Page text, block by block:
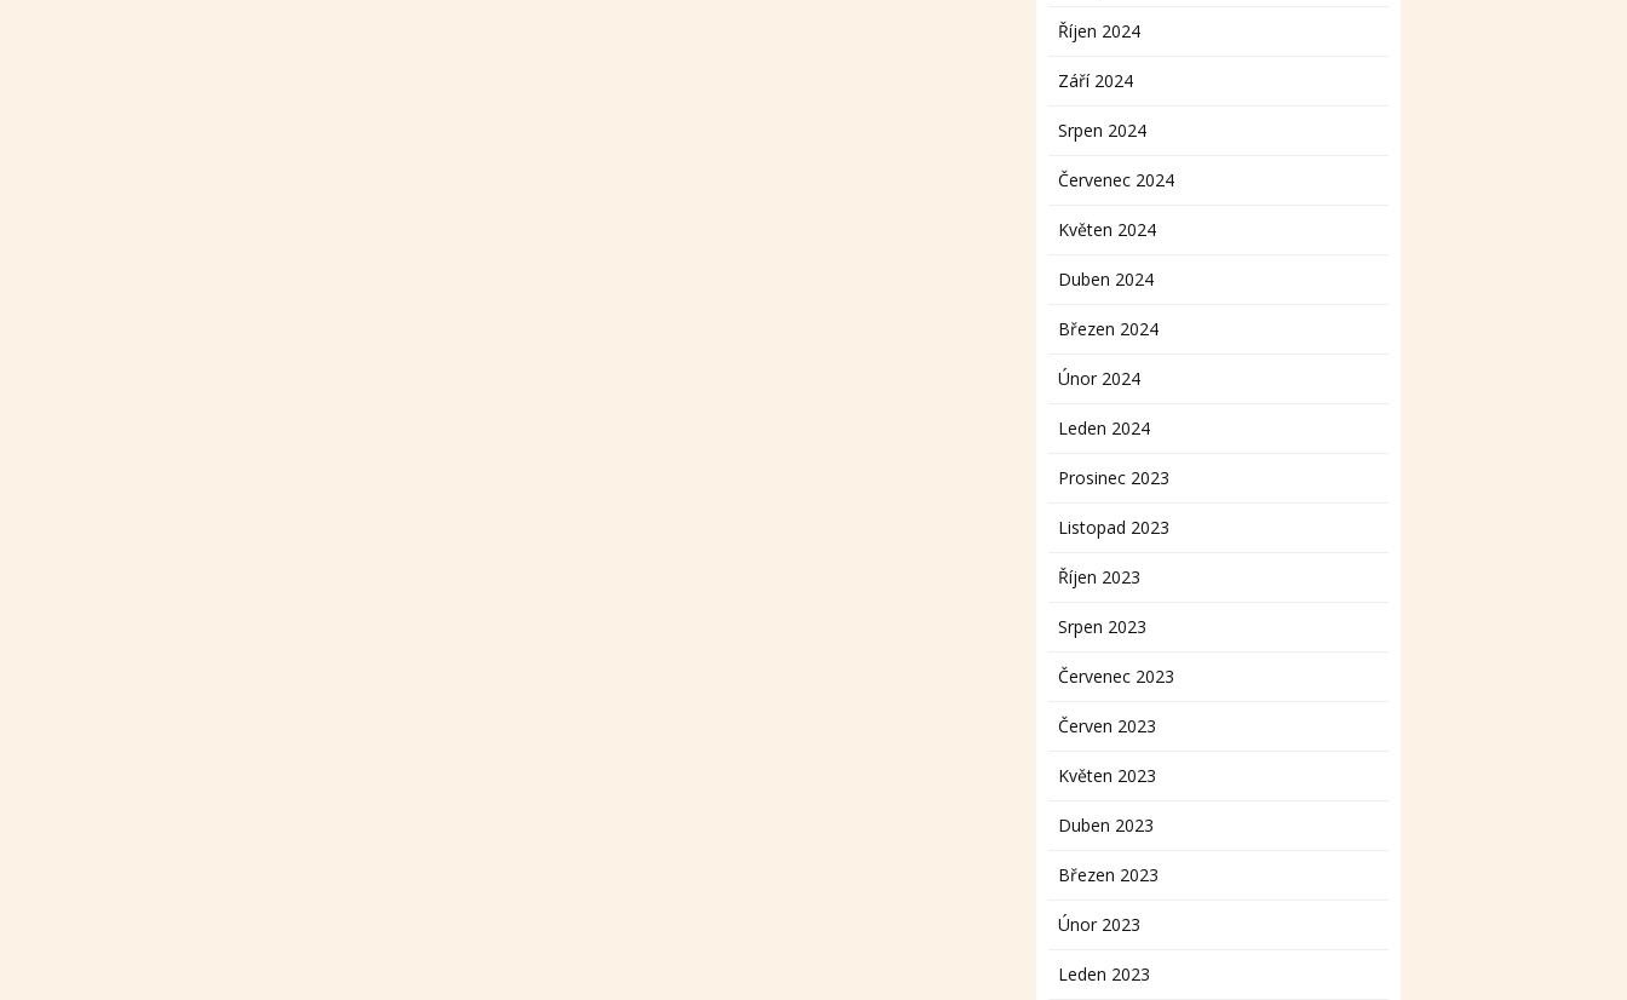
Říjen 2024
Září 2024
Srpen 2024
Červenec 2024
Květen 2024
Duben 2024
Březen 2024
Únor 2024
Leden 2024
Prosinec 2023
Listopad 2023
Říjen 2023
Srpen 2023
Červenec 2023
Červen 2023
Květen 2023
Duben 2023
Březen 2023
Únor 2023
Leden 2023